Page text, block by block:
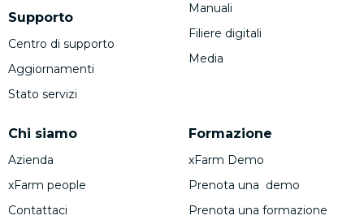
Supporto
Centro di supporto
Aggiornamenti
Stato servizi
Chi siamo
Azienda
xFarm people
Contattaci
Manuali
Filiere digitali
Media
Formazione
xFarm Demo
Prenota una demo
Prenota una formazione